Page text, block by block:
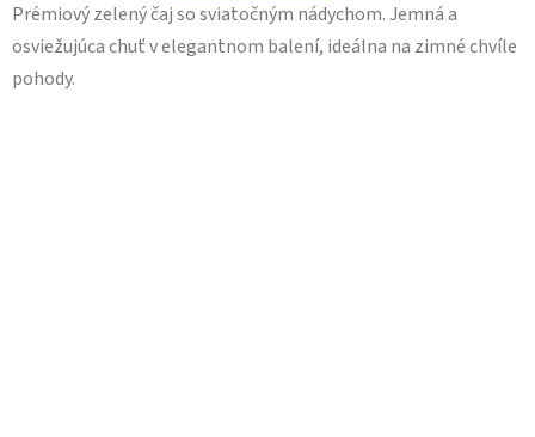
Prémiový zelený čaj so sviatočným nádychom. Jemná a
osviežujúca chuť v elegantnom balení, ideálna na zimné chvíle
pohody.